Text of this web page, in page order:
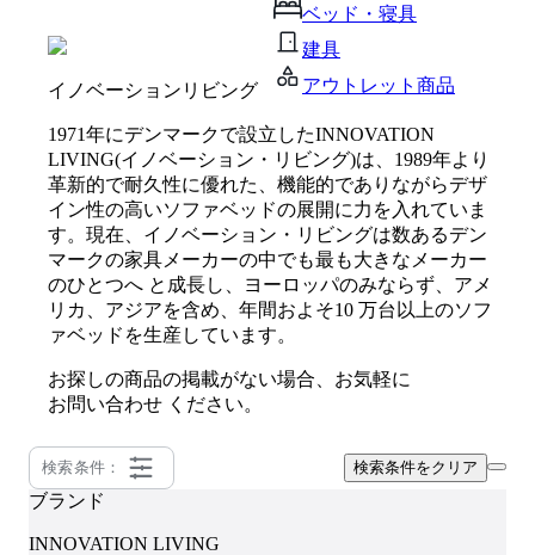
ベッド・寝具
建具
アウトレット商品
イノベーションリビング
1971年にデンマークで設立したINNOVATION
LIVING(イノベーション・リビング)は、1989年より
革新的で耐久性に優れた、機能的でありながらデザ
イン性の高いソファベッドの展開に力を入れていま
す。現在、イノベーション・リビングは数あるデン
マークの家具メーカーの中でも最も大きなメーカー
のひとつへ と成長し、ヨーロッパのみならず、アメ
リカ、アジアを含め、年間およそ10 万台以上のソフ
ァベッドを生産しています。
お探しの商品の掲載がない場合、お気軽に
お問い合わせ ください。
検索条件： 検索条件をクリア
ブランド
INNOVATION LIVING